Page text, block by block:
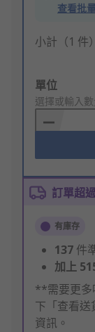
查看批
小計（1 件
Add
to
Basket
單位
選擇或輸入
訂單超
有庫存
137 件
加上
**需要更多
下「查看送
資訊。